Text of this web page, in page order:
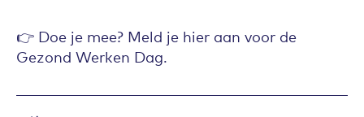
👉 Doe je mee? Meld je hier aan voor de
Gezond Werken Dag.